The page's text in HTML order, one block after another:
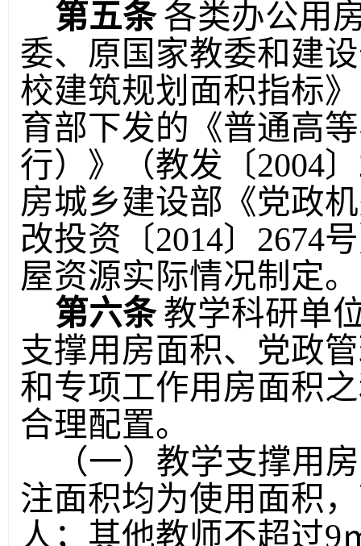
第五条 各类办公用
委、原国家教委和建
校建筑规划面积指标
育部下发的《普通高
行）》（教发〔2004〕
房城乡建设部《党政
改投资〔2014〕 2674
屋资源实际情况制定。
第六条 教学科研单
支撑用房面积、党政
和专项工作用房面积
合理配置。
（一）教学支撑用
注面积均为使用面积
人；其他教师不超过9